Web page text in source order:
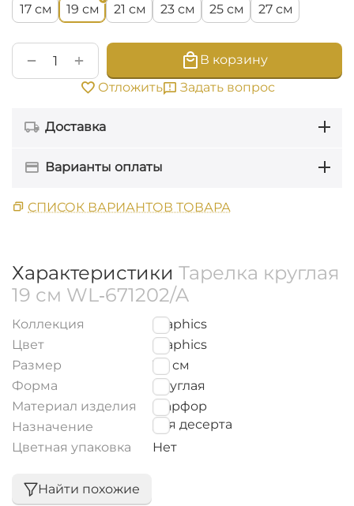
17 см 19 см 21 см 23 см 25 см 27 см
+
−
В корзину
Отложить
Задать вопрос
Доставка
Варианты оплаты
СПИСОК ВАРИАНТОВ ТОВАРА
Характеристики Тарелка круглая
19 см WL‑671202/A
Коллекция
Graphics
Цвет
Graphics
Размер
19
см
Форма
Круглая
Материал изделия
Фарфор
Назначение
для десерта
Цветная упаковка
Нет
Найти похожие